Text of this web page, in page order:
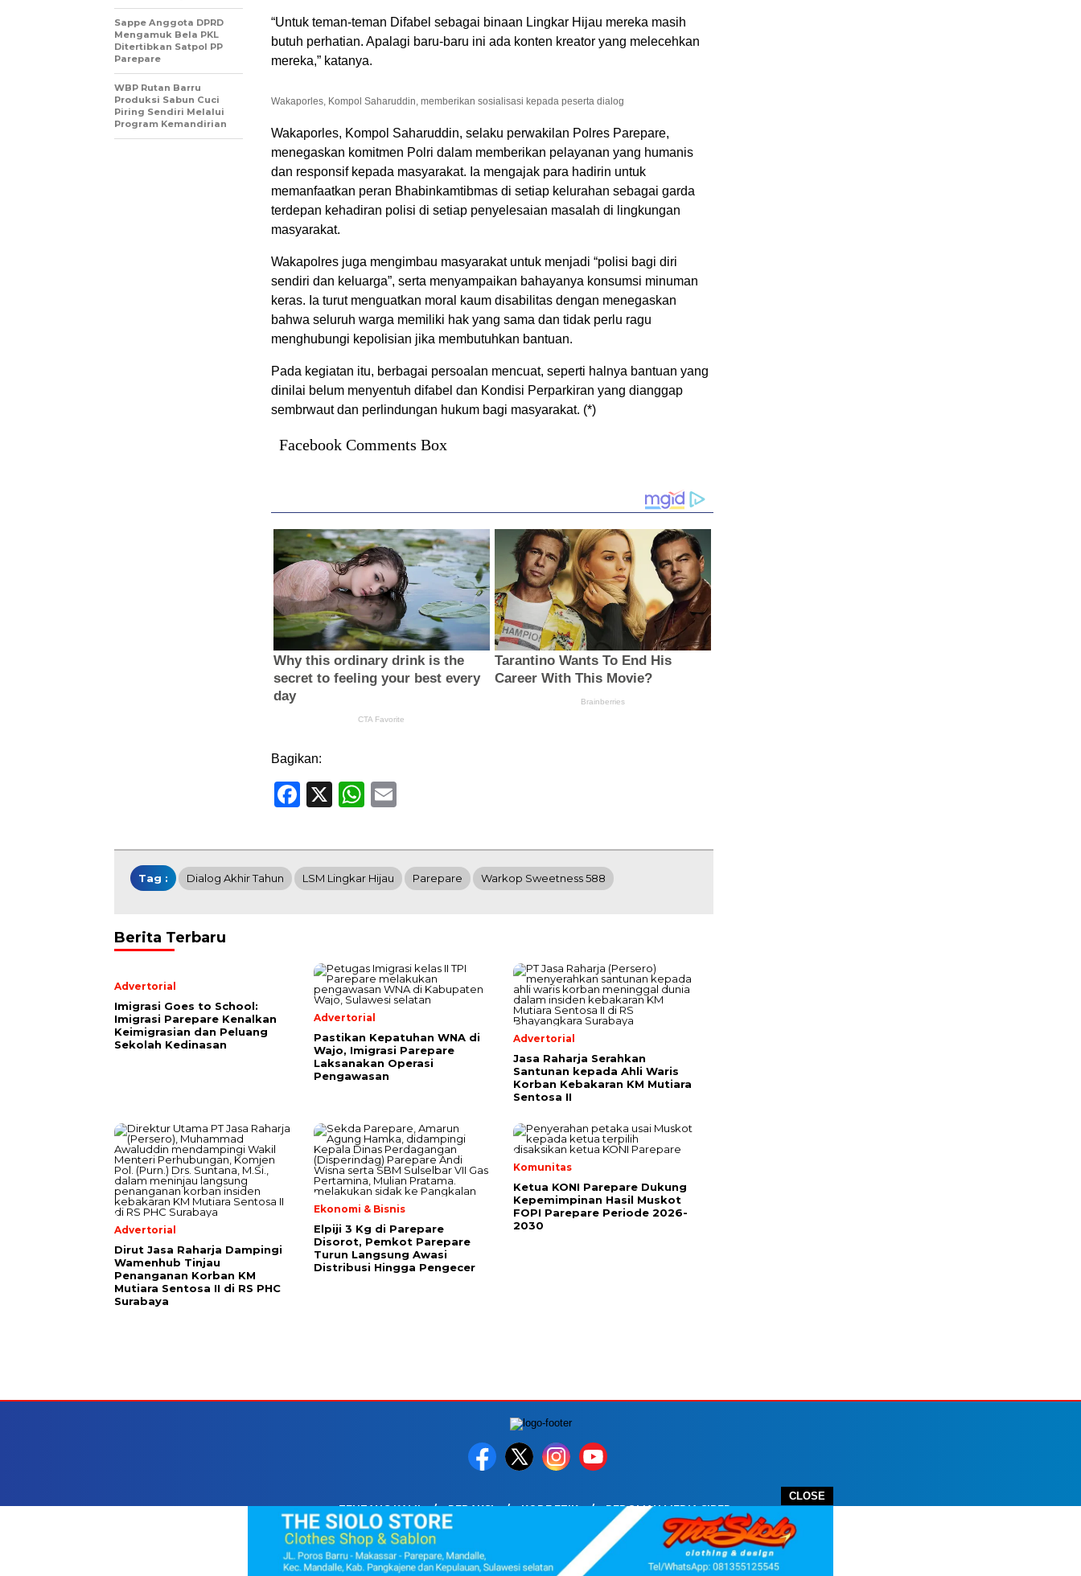
CLOSE
“Untuk teman-teman Difabel sebagai binaan Lingkar Hijau mereka masih
butuh perhatian. Apalagi baru-baru ini ada konten kreator yang melecehkan
mereka,” katanya.
Wakaporles, Kompol Saharuddin, memberikan sosialisasi kepada peserta dialog
Wakaporles, Kompol Saharuddin, selaku perwakilan Polres Parepare,
menegaskan komitmen Polri dalam memberikan pelayanan yang humanis
dan responsif kepada masyarakat. Ia mengajak para hadirin untuk
memanfaatkan peran Bhabinkamtibmas di setiap kelurahan sebagai garda
terdepan kehadiran polisi di setiap penyelesaian masalah di lingkungan
masyarakat.
Wakapolres juga mengimbau masyarakat untuk menjadi “polisi bagi diri
sendiri dan keluarga”, serta menyampaikan bahayanya konsumsi minuman
keras. Ia turut menguatkan moral kaum disabilitas dengan menegaskan
bahwa seluruh warga memiliki hak yang sama dan tidak perlu ragu
menghubungi kepolisian jika membutuhkan bantuan.
Pada kegiatan itu, berbagai persoalan mencuat, seperti halnya bantuan yang
dinilai belum menyentuh difabel dan Kondisi Perparkiran yang dianggap
sembrwaut dan perlindungan hukum bagi masyarakat. (*)
Facebook Comments Box
Bagikan:
Facebook
X WhatsApp
Sappe Anggota DPRD
Mengamuk Bela PKL
Ditertibkan Satpol PP
Parepare
WBP Rutan Barru
Produksi Sabun Cuci
Piring Sendiri Melalui
Program Kemandirian
Tag : Dialog Akhir Tahun LSM Lingkar Hijau Parepare Warkop Sweetness 588
Berita Terbaru
Advertorial
Imigrasi Goes to School:
Imigrasi Parepare Kenalkan
Keimigrasian dan Peluang
Sekolah Kedinasan
Advertorial
Pastikan Kepatuhan WNA di
Wajo, Imigrasi Parepare
Laksanakan Operasi
Pengawasan
Advertorial
Jasa Raharja Serahkan
Santunan kepada Ahli Waris
Korban Kebakaran KM Mutiara
Sentosa II
Advertorial
Dirut Jasa Raharja Dampingi
Wamenhub Tinjau
Penanganan Korban KM
Mutiara Sentosa II di RS PHC
Surabaya
Ekonomi & Bisnis
Elpiji 3 Kg di Parepare
Disorot, Pemkot Parepare
Turun Langsung Awasi
Distribusi Hingga Pengecer
Komunitas
Ketua KONI Parepare Dukung
Kepemimpinan Hasil Muskot
FOPI Parepare Periode 2026-
2030
TENTANG KAMI REDAKSI KODE ETIK PEDOMAN MEDIA SIBER
HAK CIPTA © 2026. PT PARE INDOMEDIA UNTUK SUARADARING.